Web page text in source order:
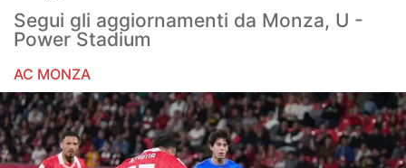
Calcio
Motori
Volley
Hockey
Segui gli aggiornamenti da Monza, U -
Power Stadium
AC MONZA